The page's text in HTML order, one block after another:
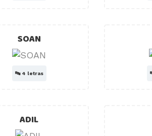
SOAN
🔤 4 letras
ADIL